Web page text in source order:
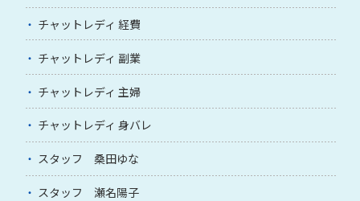
チャットレディ 経費
チャットレディ 副業
チャットレディ 主婦
チャットレディ 身バレ
スタッフ 桑田ゆな
スタッフ 瀬名陽子